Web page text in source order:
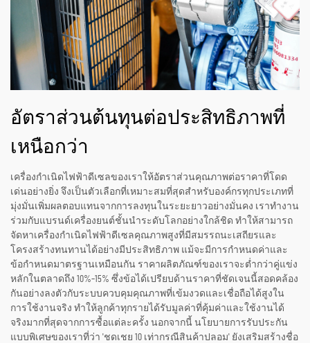
อัตราส่วนต้นทุนต่อประสิทธิภาพที่
เหนือกว่า
เครื่องกำเนิดไฟฟ้าดีเซลของเราให้อัตราส่วนคุณภาพต่อราคาที่โดด
เด่นอย่างยิ่ง จึงเป็นตัวเลือกที่เหมาะสมที่สุดสำหรับองค์กรทุกประเภทที่
มุ่งมั่นเพิ่มผลตอบแทนจากการลงทุนในระยะยาวอย่างมั่นคง เราทำงาน
ร่วมกับแบรนด์เครื่องยนต์ชั้นนำระดับโลกอย่างใกล้ชิด ทำให้สามารถ
จัดหาเครื่องกำเนิดไฟฟ้าดีเซลคุณภาพสูงที่มีสมรรถนะเสถียรและ
โครงสร้างทนทานได้อย่างมีประสิทธิภาพ แม้จะมีการกำหนดค่าและ
ข้อกำหนดมาตรฐานเหมือนกัน ราคาผลิตภัณฑ์ของเราจะต่ำกว่าคู่แข่ง
หลักในตลาดถึง 10%–15% ซึ่งข้อได้เปรียบด้านราคาที่ชัดเจนนี้สอดคล้อง
กันอย่างลงตัวกับระบบควบคุมคุณภาพที่เข้มงวดและเชื่อถือได้สูงใน
การใช้งานจริง ทำให้ลูกค้าทุกรายได้รับมูลค่าที่คุ้มค่าและใช้งานได้
จริงมากที่สุดจากการซื้อแต่ละครั้ง นอกจากนี้ นโยบายการรับประกัน
แบบพิเศษของเราที่ว่า 'ชดเชย 10 เท่ากรณีสินค้าปลอม' ยังเสริมสร้างชื่อ